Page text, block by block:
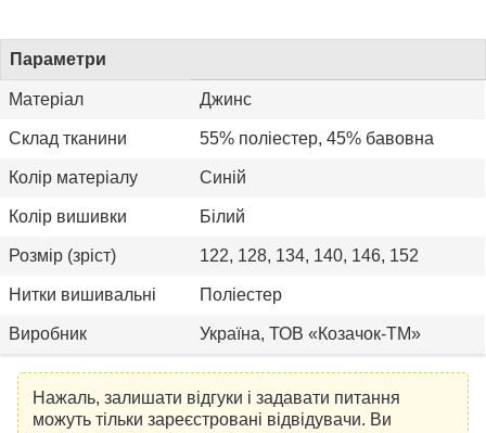
Параметри
Матеріал Джинс
Склад тканини 55% поліестер, 45% бавовна
Колір матеріалу Синій
Колір вишивки Білий
Розмір (зріст) 122, 128, 134, 140, 146, 152
Нитки вишивальні Поліестер
Виробник Україна, ТОВ «Козачок-ТМ»
Нажаль, залишати відгуки і задавати питання
можуть тільки зареєстровані відвідувачи. Ви